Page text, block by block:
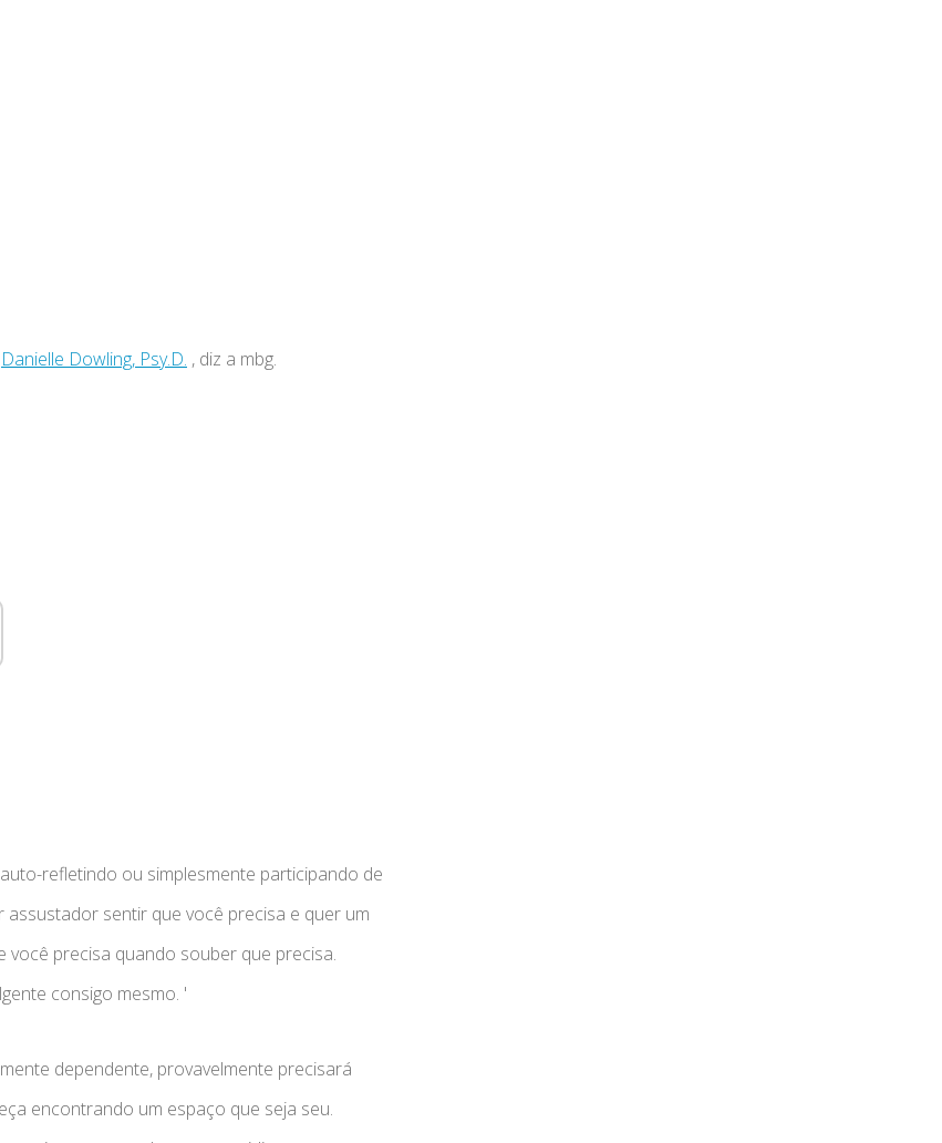
Danielle Dowling, Psy.D. , diz a mbg.
refletindo ou simplesmente participando de
assustador sentir que você precisa e quer um
precisa quando souber que precisa.
consigo mesmo. '
dependente, provavelmente precisará
encontrando um espaço que seja seu.